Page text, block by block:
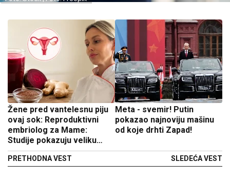
Žene pred vantelesnu piju
ovaj sok: Reproduktivni
embriolog za Mame:
Studije pokazuju veliku
razliku
PRETHODNA VEST
Meta - svemir! Putin
pokazao najnoviju mašinu
od koje drhti Zapad!
SLEDEĆA VEST